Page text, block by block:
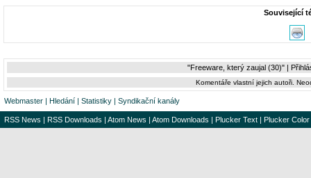
Související
"Freeware, který zaujal (30)" |
Komentáře vlastní jejich autoři.
Webmaster | Hledání | Statistiky | Syndikační kanály
RSS News | RSS Downloads | Atom News | Atom Downloads | Plucker Text | Plucker Color